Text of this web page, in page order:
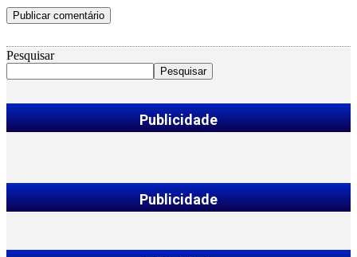
Pesquisar
Pesquisar
Publicidade
Publicidade